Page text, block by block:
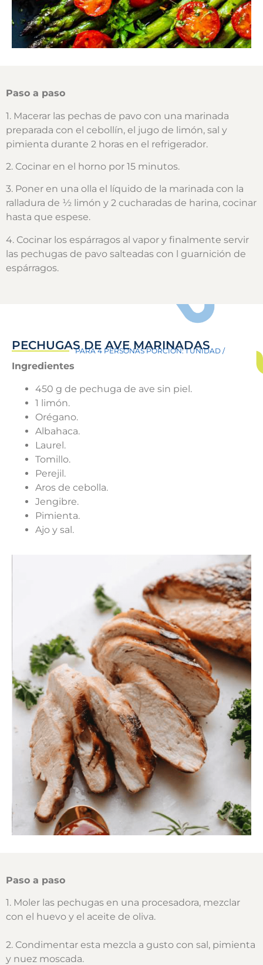
Paso a paso
1. Macerar las pechas de pavo con una marinada
preparada con el cebollín, el jugo de limón, sal y
pimienta durante 2 horas en el refrigerador.
2. Cocinar en el horno por 15 minutos.
3. Poner en una olla el líquido de la marinada con la
ralladura de ½ limón y 2 cucharadas de harina, cocinar
hasta que espese.
4. Cocinar los espárragos al vapor y finalmente servir
las pechugas de pavo salteadas con l guarnición de
espárragos.
PECHUGAS DE AVE MARINADAS
PARA 4 PERSONAS PORCIÓN: 1 UNIDAD /
Ingredientes
450 g de pechuga de ave sin piel.
1 limón.
Orégano.
Albahaca.
Laurel.
Tomillo.
Perejil.
Aros de cebolla.
Jengibre.
Pimienta.
Ajo y sal.
Paso a paso
1. Moler las pechugas en una procesadora, mezclar
con el huevo y el aceite de oliva.
2. Condimentar esta mezcla a gusto con sal, pimienta
y nuez moscada.